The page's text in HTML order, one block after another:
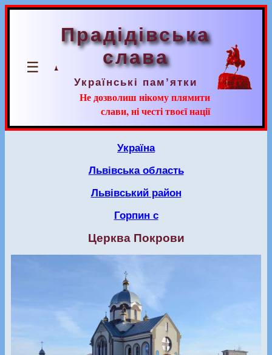
☰
Прадідівська
слава
Українські пам’ятки
Не дозволиш нікому плямити
слави, ні честі твоєї нації
Україна
Львівська область
Львівський район
Горпин с
Церква Покрови